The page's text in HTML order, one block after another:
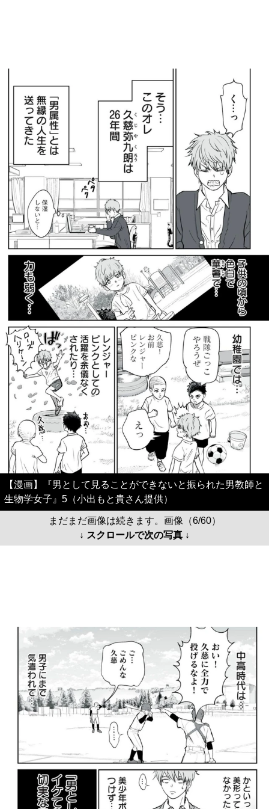
【漫画】『男として見ることができないと振られた男教師と
生物学女子』5（小出もと貴さん提供）
まだまだ画像は続きます。画像（6/60）
↓ スクロールで次の写真 ↓